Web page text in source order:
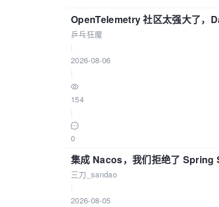
OpenTelemetry 社区太强大了，
乒乓狂魔
2026-08-06
154
0
集成 Nacos，我们拒绝了 Spring
三刀_sandao
2026-08-05